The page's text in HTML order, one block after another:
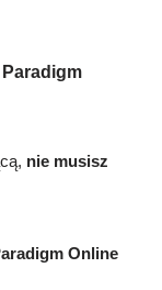
nie musisz
Online